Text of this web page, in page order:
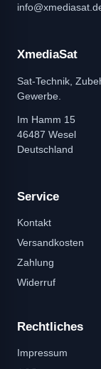
XmediaSat
Sat-Technik,
Gewerbe.
Im Hamm 15
46487 Wesel
Deutschland
Service
Kontakt
Versandkosten
Zahlung
Widerruf
Rechtliches
Impressum